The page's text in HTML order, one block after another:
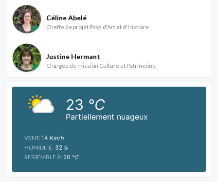
Céline Abelé
Cheffe de projet Pays d'Art et d'Histoire
Justine Hermant
Chargée de mission Culture et Patrimoine
Partiellement nuageux
23 °C
VENT: 14 Km/h
HUMIDITÉ: 32 %
RESSEMBLE À: 20 °C